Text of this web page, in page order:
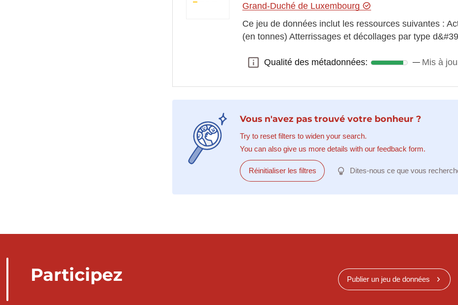
Grand-Duché de Luxembourg
Ce jeu de données inclut les ressources suivantes :
(en tonnes) Atterrissages et décollages par type
Qualité des métadonnées:
Qualité des métadonnées: Mis à
Vous n'avez pas trouvé votre bonheur ?
Try to reset filters to widen your search.
You can also give us more details with our feedback form.
Réinitialiser les filtres Dites-nous ce que vous
Participez Publier un jeu de données